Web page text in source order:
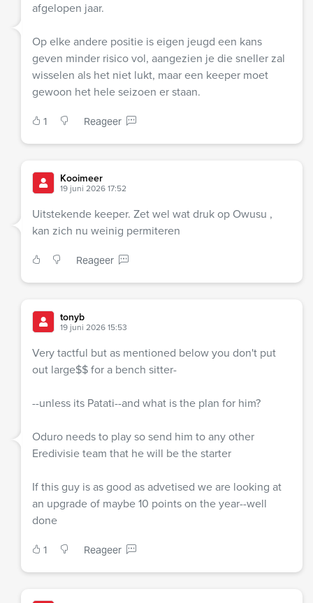
afgelopen jaar.
Op elke andere positie is eigen jeugd een kans
geven minder risico vol, aangezien je die sneller zal
wisselen als het niet lukt, maar een keeper moet
gewoon het hele seizoen er staan.
1 Reageer
Kooimeer
19 juni 2026 17:52
Uitstekende keeper. Zet wel wat druk op Owusu ,
kan zich nu weinig permiteren
Reageer
tonyb
19 juni 2026 15:53
Very tactful but as mentioned below you don't put
out large$$ for a bench sitter-
--unless its Patati--and what is the plan for him?
Oduro needs to play so send him to any other
Eredivisie team that he will be the starter
If this guy is as good as advetised we are looking at
an upgrade of maybe 10 points on the year--well
done
1 Reageer